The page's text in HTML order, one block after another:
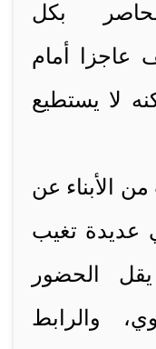
بكل
عاجزا أمام
لا يستطيع
الأبناء عن
عديدة تغيب
الحضور
والرابط